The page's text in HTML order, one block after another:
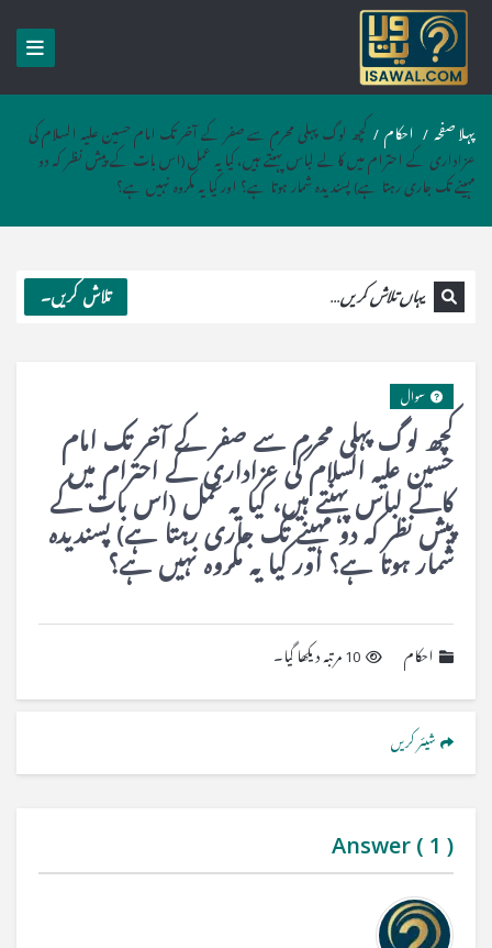
پہلا صفحہ / احکام / کچھ لوگ پہلی محرم سے صفر کے آخر تک امام حسین علیہ السلام کی
عزاداری کے احترام میں کالے لباس پہنتے ہیں، کیا یہ عمل (اس بات کے پیش نظر کہ دو
مہینے تک جاری رہتا ہے) پسندیدہ شمار ہوتا ہے؟ اور کیا یہ مکروہ نہیں ہے؟
تلاش کریں۔
کچھ لوگ پہلی محرم سے صفر کے آخر تک امام
حسین علیہ السلام کی عزاداری کے احترام میں
کالے لباس پہنتے ہیں، کیا یہ عمل (اس بات کے
پیش نظر کہ دو مہینے تک جاری رہتا ہے) پسندیدہ
شمار ہوتا ہے؟ اور کیا یہ مکروہ نہیں ہے؟
سوال
احکام 10 مرتبہ دیکھا گیا۔
شیئر کریں
Answer ( 1 )